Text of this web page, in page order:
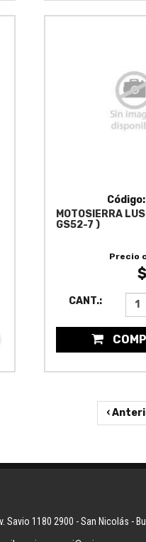
MOTOSIERRA
GS52-7 )
Precio
CANT.:
‹
Savio 1180 2900 - San Nicolás -